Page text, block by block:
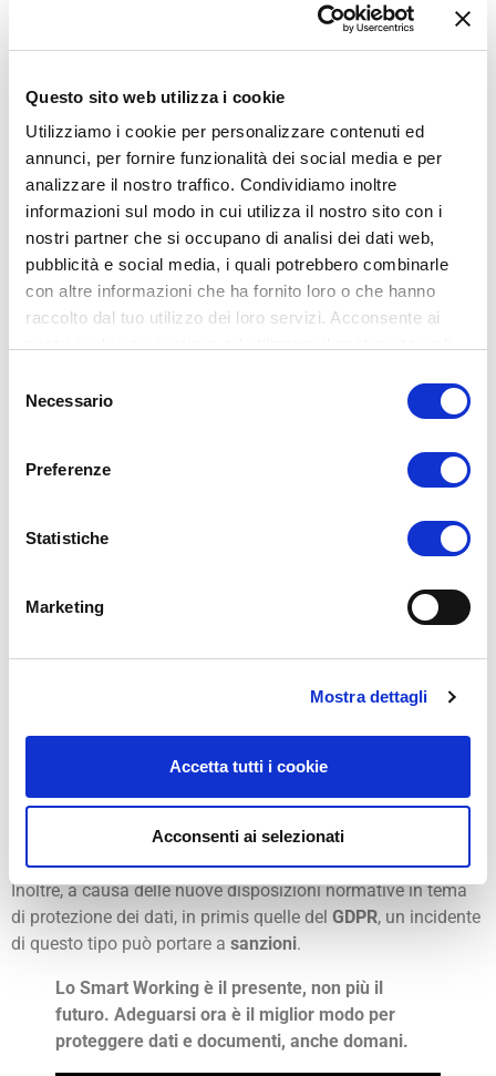
Questo sito web utilizza i cookie
Utilizziamo i cookie per personalizzare contenuti ed
annunci, per fornire funzionalità dei social media e per
analizzare il nostro traffico. Condividiamo inoltre
informazioni sul modo in cui utilizza il nostro sito con i
nostri partner che si occupano di analisi dei dati web,
pubblicità e social media, i quali potrebbero combinarle
con altre informazioni che ha fornito loro o che hanno
raccolto dal tuo utilizzo dei loro servizi. Acconsente ai
delNecessario
Preferenze
Statistiche
Marketing
Mostra dettagli
Accetta tutti i cookie
Acconsenti ai selezionati
necessari per facilitare lo smart working e la sicurezza;
il 55% cerca come migliorare la sicurezza dell’accesso
il 49% richiede più sicurezza anche per gli endpoint.
Prevenzione: la soluzione
contro i cyber attacchi
La migliore strategia di difesa e salvaguardia dei dati
personali ed aziendali, si basa sullaprevenzione
degli cyber attacchi.
utilizzare strumenti
per proteggere tutti i dispositivi e i dati,
anche a distanza.
Conseguenze in caso di cyber
Un incidente informatico
, che coinvolge l’infrastruttura IT
In uno scenario di smart working, i sistemi informatici non
possono essere sostituiti da alternative affini, come accade
in un tradizionale lavoro in ufficio.
In assenza di adeguatisistemi di protezione e backupil
rischio di soffrire la perdita di informazioni e documenti
Inoltre, a causa delle nuove disposizioni normative in tema
di protezione dei dati, in primis quelle del GDPR, un incidente
di questo tipo può portare a sanzioni.
Lo Smart Working è il presente, non più il
futuro. Adeguarsi ora è il miglior modo per
proteggere dati e documenti, anche domani.